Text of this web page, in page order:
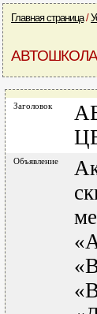
Главная страница/
Заголовок
Объявление